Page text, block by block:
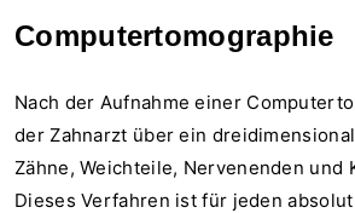
Computertomographie
Nach der Aufnahme einer
der Zahnarzt über ein
Zähne, Weichteile, Nervenenden und
Dieses Verfahren ist für jeden